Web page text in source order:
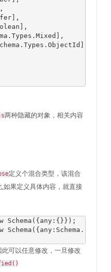
],
],
. Types . Mixed
],
. Types . ObjectId
两种隐藏的对象，相关内容
定义个混合类型，该混合
如果定义具体内容，就直接
Schema ({ any :{}});
Schema ({ any : Schema .
可以任意修改，一旦修改